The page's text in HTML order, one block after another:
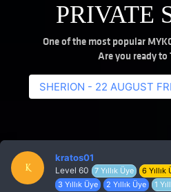
PRIVATE
One of the most popular
Are you ready to
SHERION - 22 AUGUST
K
kratos01
Level 60 7 Yıllık Üye 6 Yıllık
3 Yıllık Üye
2 Yıllık Üye 1